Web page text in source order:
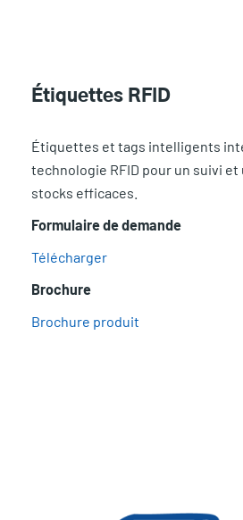
Étiquettes RFID
Étiquettes et tags intelligents
technologie RFID pour un suivi
stocks efficaces.
Formulaire de demande
Télécharger
Brochure
Brochure produit